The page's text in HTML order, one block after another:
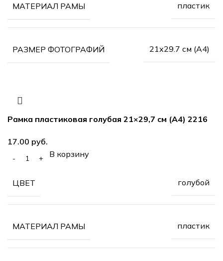
МАТЕРИАЛ РАМЫ пластик
РАЗМЕР ФОТОГРАФИЙ 21х29.7 см (А4)
Рамка пластиковая голубая 21×29,7 см (А4) 2216
руб.
В корзину
ЦВЕТ голубой
МАТЕРИАЛ РАМЫ пластик